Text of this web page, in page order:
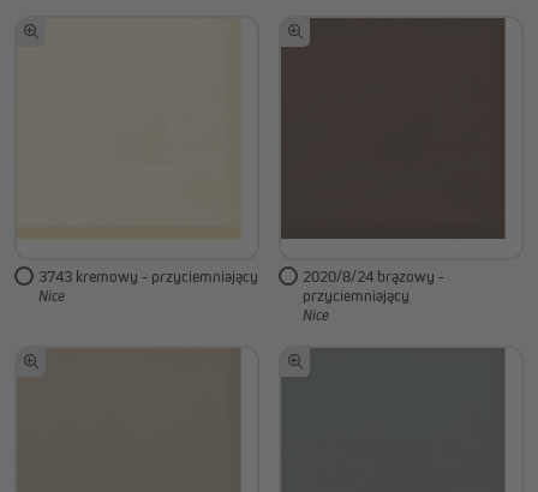
3743 kremowy - przyciemniający
Nice
2020/8/24 brązowy -
przyciemniający
Nice